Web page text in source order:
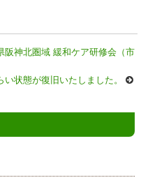
阪神北圏域 緩和ケア研修会（市
状態が復旧いたしました。